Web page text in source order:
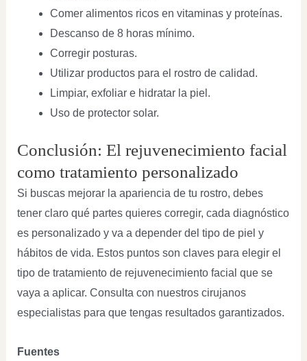
Comer alimentos ricos en vitaminas y proteínas.
Descanso de 8 horas mínimo.
Corregir posturas.
Utilizar productos para el rostro de calidad.
Limpiar, exfoliar e hidratar la piel.
Uso de protector solar.
Conclusión: El rejuvenecimiento facial
como tratamiento personalizado
Si buscas mejorar la apariencia de tu rostro, debes
tener claro qué partes quieres corregir, cada diagnóstico
es personalizado y va a depender del tipo de piel y
hábitos de vida. Estos puntos son claves para elegir el
tipo de tratamiento de rejuvenecimiento facial que se
vaya a aplicar. Consulta con nuestros cirujanos
especialistas para que tengas resultados garantizados.
Fuentes